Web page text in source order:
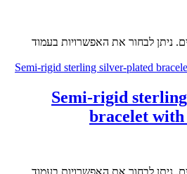
ניתן לבחור את האפשרויות בעמוד
Semi-rigid
bracelet
ניתן לבחור את האפשרויות בעמוד